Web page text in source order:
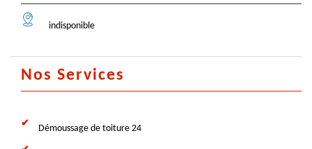
indisponible
Nos Services
Démoussage de toiture 24